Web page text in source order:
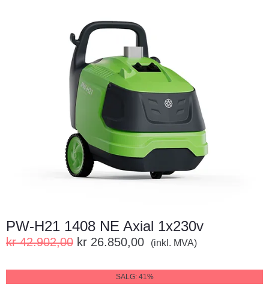
PW-H21 1408 NE Axial 1x230v
kr42.902,00 kr 26.850,00 (inkl. MVA)
SALG: 41%